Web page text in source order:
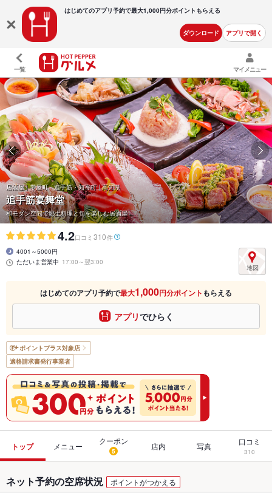
はじめてのアプリ予約で最大1,000円分ポイントもらえる
ダウンロード アプリで開く
一覧 マイメニュー
居酒屋 | 帯屋町・追手筋・知寄町 | 高知県
追手筋宴舞堂
和モダン空間で郷土料理と旬を楽しむ居酒屋
4.2口コミ 310件
4001～5000円
ただいま営業中 17:00～翌3:00
はじめてのアプリ予約で最大1,000円分ポイント もらえる
アプリでひらく
ポイントプラス対象店
適格請求書発行事業者
トップ メニュー
クーポン
5 店内 写真 口コミ
310
ネット予約の空席状況 ポイントがつかえる